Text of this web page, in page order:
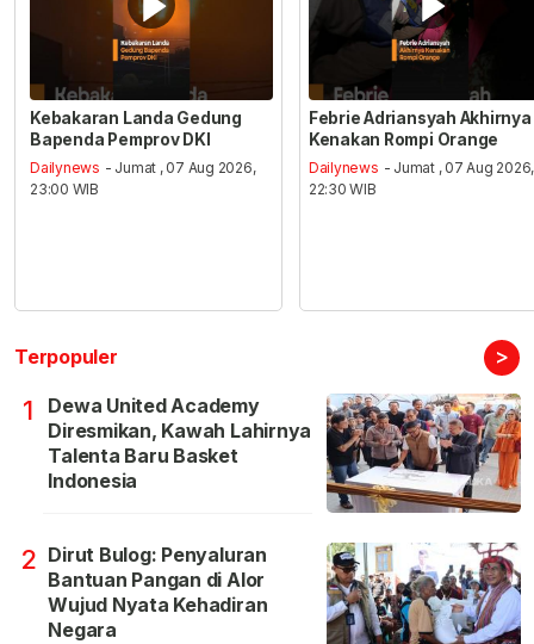
Kebakaran Landa Gedung
Bapenda Pemprov DKI
Dailynews - Jumat , 07 Aug 2026,
23:00 WIB
Febrie Adriansyah Akhirnya
Kenakan Rompi Orange
Dailynews - Jumat , 07 Aug 2026,
22:30 WIB
Terpopuler >
1
Dewa United Academy
Diresmikan, Kawah Lahirnya
Talenta Baru Basket
Indonesia
2 Dirut Bulog: Penyaluran
Bantuan Pangan di Alor
Wujud Nyata Kehadiran
Negara